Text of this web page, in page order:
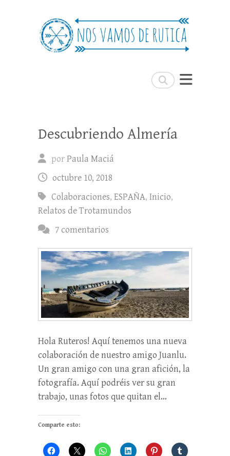
Buscar
Nos Vamos de Rutica
Descubriendo Almería
porPaula Maciá
octubre 10, 2018
Colaboraciones, ESPAÑA, Inicio,
Relatos de Trotamundos
7 comentarios
Hola Ruteros! Aquí tenemos una nueva
colaboración de nuestro amigo Juanlu.
Un gran amigo con una gran afición, la
fotografía. Aquí podréis ver su gran
trabajo, unas fotos que quitan el…
Comparte esto: